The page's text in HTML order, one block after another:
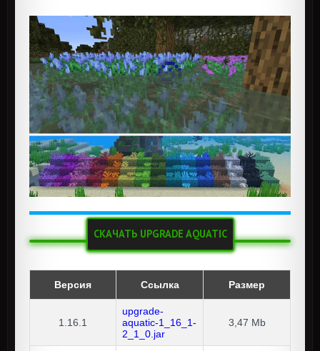
СКАЧАТЬ UPGRADE AQUATIC
Версия Ссылка Размер
1.16.1
upgrade-
aquatic-1_16_1-
2_1_0.jar
3,47 Mb